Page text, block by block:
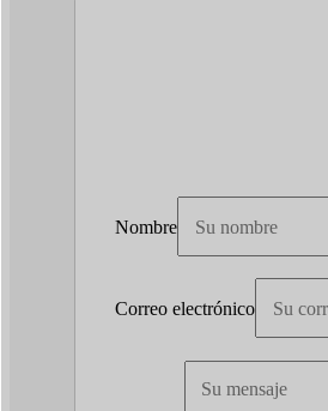
Nombre
Correo electrónico